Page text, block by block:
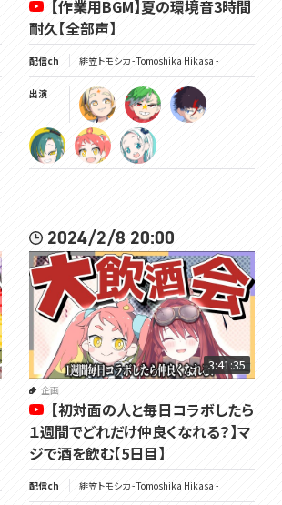
【作業用BGM】夏の環境音3時間
耐久【全部声】
配信ch 緋笠トモシカ - Tomoshika Hikasa -
出演
2024/2/8 20:00
3:41:35
企画
【初対面の人と毎日コラボしたら
１週間でどれだけ仲良くなれる？】マ
ジで酒を飲む【5日目】
配信ch 緋笠トモシカ - Tomoshika Hikasa -